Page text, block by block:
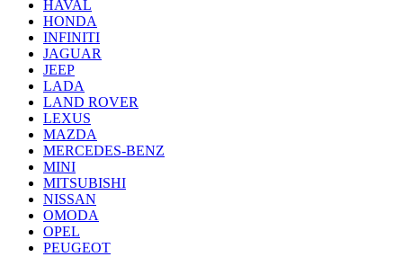
HAVAL
HONDA
INFINITI
JAGUAR
JEEP
LADA
LAND ROVER
LEXUS
MAZDA
MERCEDES-BENZ
MINI
MITSUBISHI
NISSAN
OMODA
OPEL
PEUGEOT